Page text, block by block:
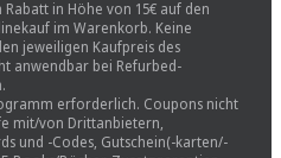
in Höhe von 15€ auf den
im Warenkorb. Keine
jeweiligen Kaufpreis des
anwendbar bei Refurbed-
erforderlich. Coupons nicht
mit/von Drittanbietern,
und -Codes, Gutschein(-karten/-